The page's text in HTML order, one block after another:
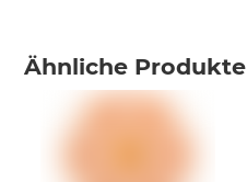
Ähnliche Produkte